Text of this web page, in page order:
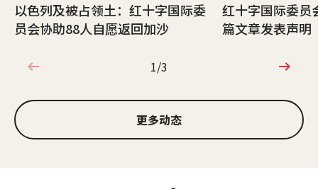
以色列及被占领土：红十字国际委
员会协助88人自愿返回加沙
红十字国际委员
篇文章发表声明
1/3
1/3
更多动态